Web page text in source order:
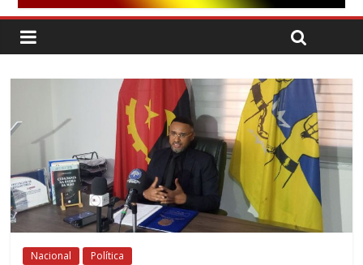
Nacional Política